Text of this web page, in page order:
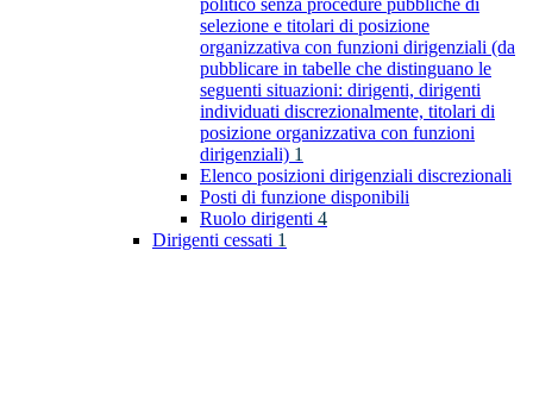
politico senza procedure pubbliche di
selezione e titolari di posizione
organizzativa con funzioni dirigenziali (da
pubblicare in tabelle che distinguano le
seguenti situazioni: dirigenti, dirigenti
individuati discrezionalmente, titolari di
posizione organizzativa con funzioni
dirigenziali) 1
Elenco posizioni dirigenziali discrezionali
Posti di funzione disponibili
Ruolo dirigenti 4
Dirigenti cessati 1